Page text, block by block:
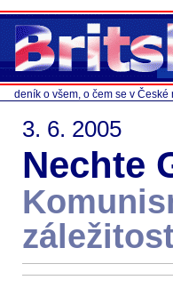
deník o všem, o čem se v
3. 6. 2005
Nechte